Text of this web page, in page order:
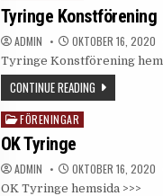
in
Tyringe Konstförening
ADMIN OKTOBER 16, 2020
Tyringe Konstförening
CONTINUE READING
Posted
in
FÖRENINGAR
OK Tyringe
ADMIN OKTOBER 16, 2020
OK Tyringe hemsida >>>